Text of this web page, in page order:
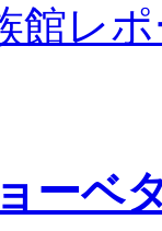
館レ
ーベ